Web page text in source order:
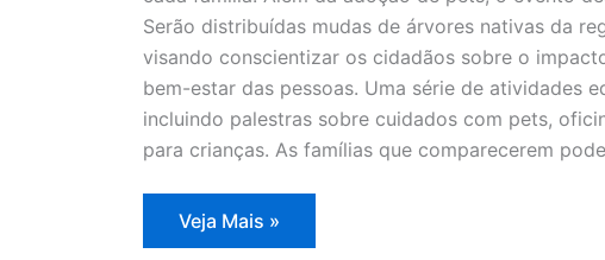
Serão distribuídas mudas de árvores nativas da
visando conscientizar os cidadãos sobre o
bem-estar das pessoas. Uma série de atividades
incluindo palestras sobre cuidados com pets,
para crianças. As famílias que comparecerem
Itapevi
realiza
Veja Mais »